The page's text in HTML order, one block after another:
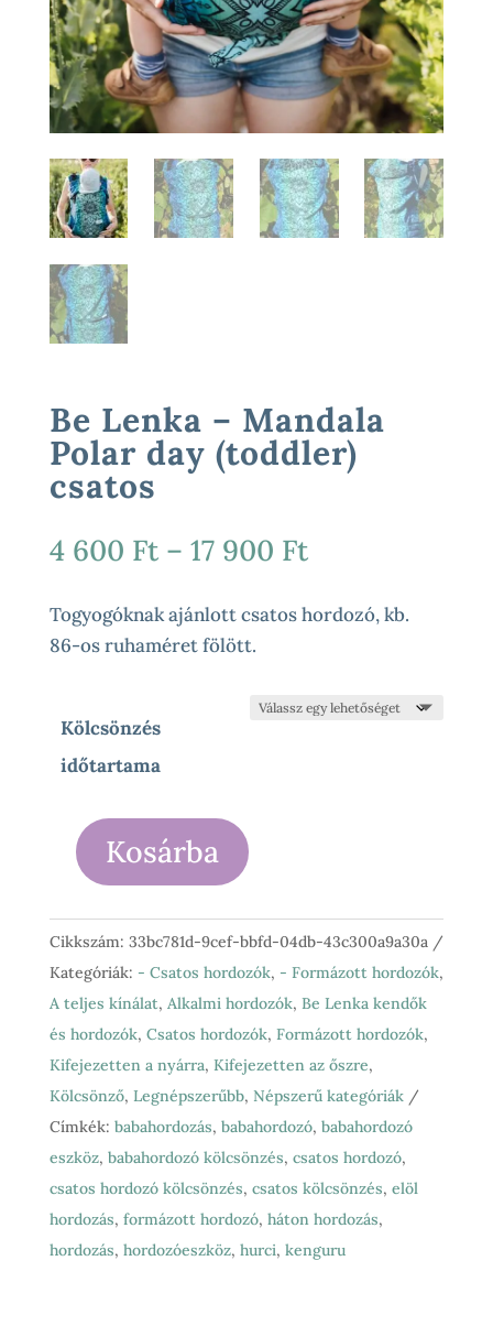
Be Lenka – Mandala
Polar day (toddler)
csatos
4 600 Ft – 17 900 FtÁrtartomány:
600 Ft
900 Ft
Togyogóknak ajánlott csatos hordozó, kb.
86-os ruhaméret fölött.
Kölcsönzés
időtartama
-
Polar
csatos
mennyiség
Kosárba
Cikkszám: 33bc781d-9cef-bbfd-04db-43c300a9a30a
Kategóriák: - Csatos hordozók, - Formázott hordozók,
A teljes kínálat, Alkalmi hordozók, Be Lenka kendők
és hordozók, Csatos hordozók, Formázott hordozók,
Kifejezetten a nyárra, Kifejezetten az őszre,
Kölcsönző, Legnépszerűbb, Népszerű kategóriák
Címkék: babahordozás, babahordozó, babahordozó
eszköz, babahordozó kölcsönzés, csatos hordozó,
csatos hordozó kölcsönzés, csatos kölcsönzés, elöl
hordozás, formázott hordozó, háton hordozás,
hordozás, hordozóeszköz, hurci, kenguru